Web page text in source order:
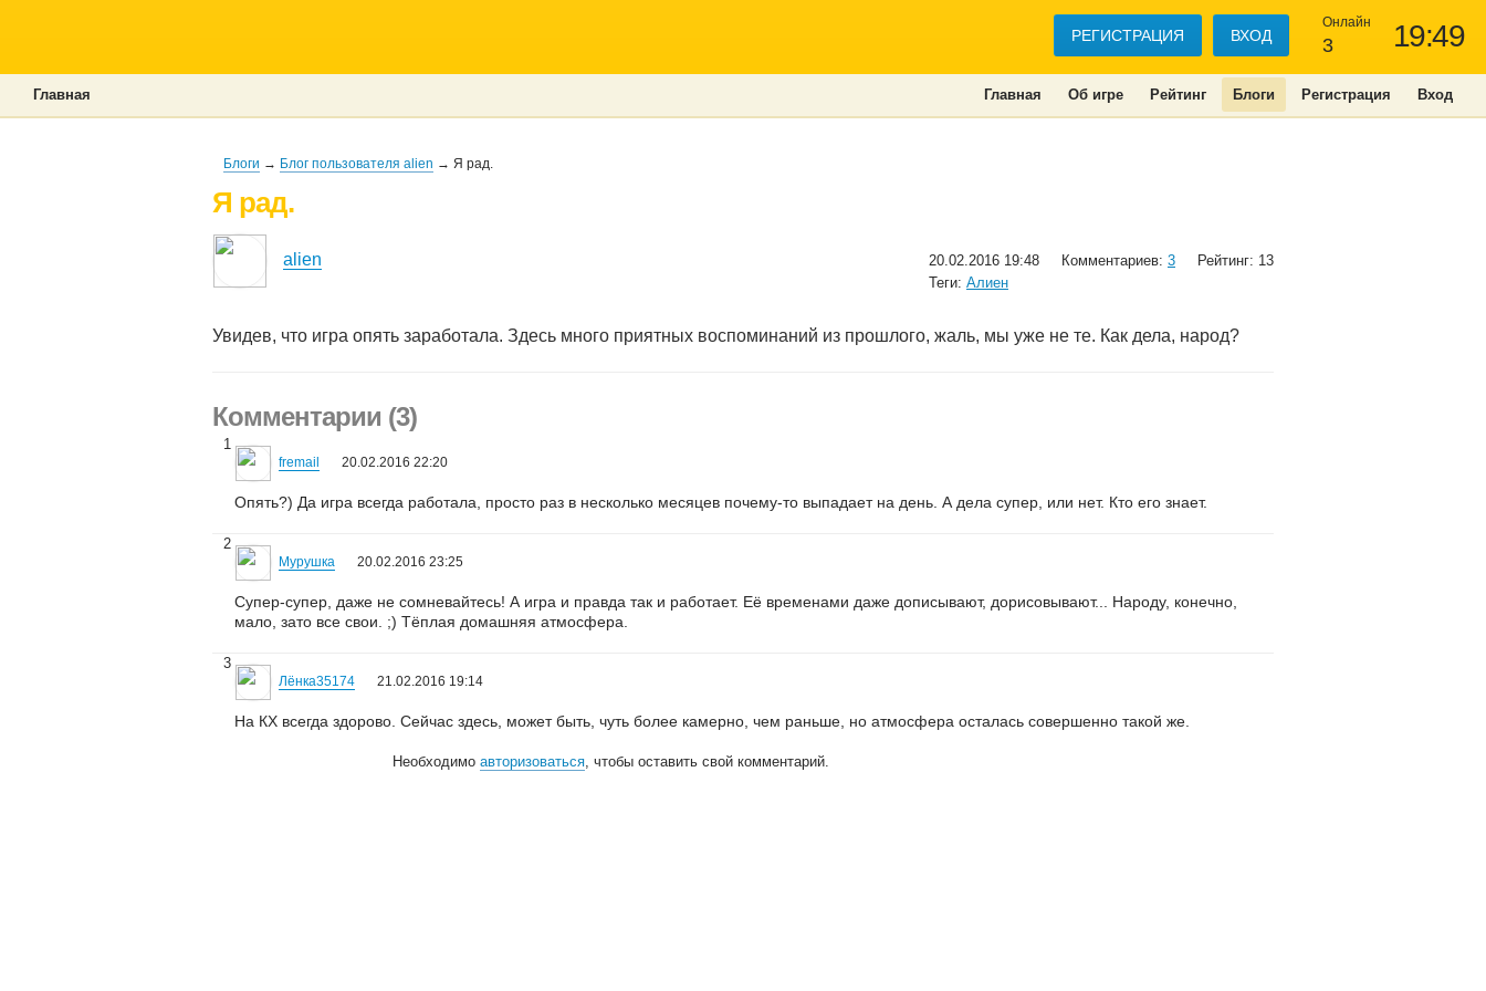
19:49
Онлайн
3
РЕГИСТРАЦИЯ ВХОД
Главная Об игре Рейтинг Блоги Регистрация Вход
Главная
Блоги → Блог пользователя alien → Я рад.
Я рад.
alien 20.02.2016 19:48 Комментариев: 3
Рейтинг: 13
Теги: Алиен
Увидев, что игра опять заработала. Здесь много приятных воспоминаний из прошлого, жаль, мы уже не те. Как дела, народ?
Комментарии (3)
1
fremail 20.02.2016 22:20
Опять?) Да игра всегда работала, просто раз в несколько месяцев почему-то выпадает на день. А дела супер, или нет. Кто его знает.
2
Мурушка 20.02.2016 23:25
Супер-супер, даже не сомневайтесь! А игра и правда так и работает. Её временами даже дописывают, дорисовывают... Народу, конечно,
мало, зато все свои. ;) Тёплая домашняя атмосфера.
3
Лёнка35174 21.02.2016 19:14
На КХ всегда здорово. Сейчас здесь, может быть, чуть более камерно, чем раньше, но атмосфера осталась совершенно такой же.
Необходимоавторизоваться, чтобы оставить свой комментарий.